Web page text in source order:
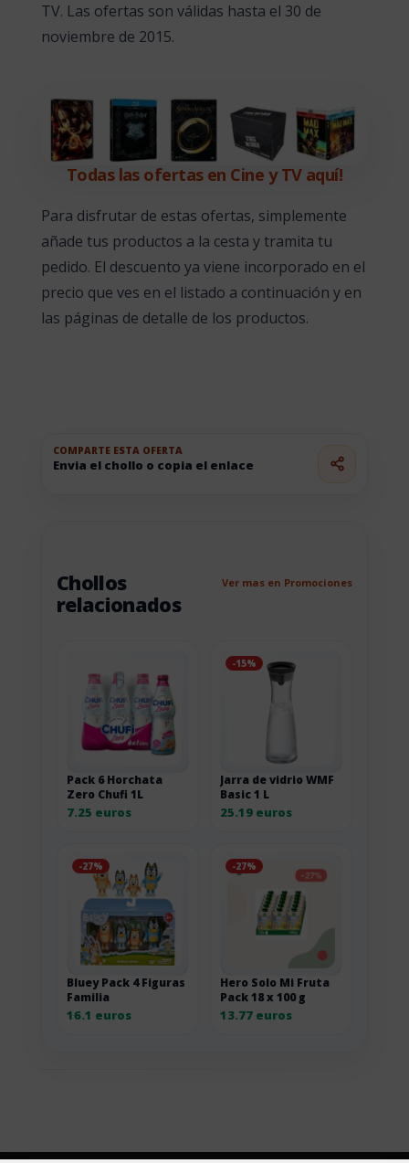
TV. Las ofertas son válidas hasta el 30 de
noviembre de 2015.
Todas las ofertas en Cine y TV aquí!
Para disfrutar de estas ofertas, simplemente
añade tus productos a la cesta y tramita tu
pedido. El descuento ya viene incorporado en el
precio que ves en el listado a continuación y en
las páginas de detalle de los productos.
COMPARTE ESTA OFERTA
Envia el chollo o copia el enlace
Chollos
relacionados
Ver mas en Promociones
Pack 6 Horchata
Zero Chufi 1L
7.25 euros
-15%
Jarra de vidrio WMF
Basic 1 L
25.19 euros
-27%
Bluey Pack 4 Figuras
Familia
16.1 euros
-27%
Hero Solo Mi Fruta
Pack 18 x 100 g
13.77 euros